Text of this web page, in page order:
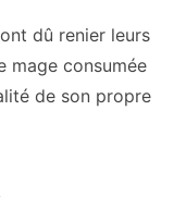
dû renier leurs
mage consumée
de son propre